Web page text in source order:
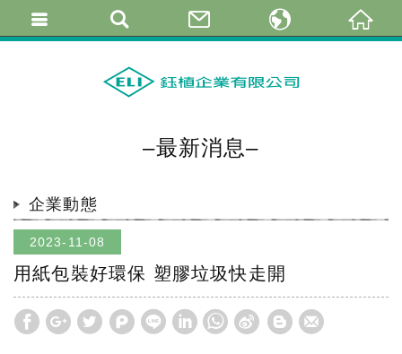
–最新消息–
企業動態
2023-11-08
用紙包裝好環保 塑膠垃圾快走開
简体中文